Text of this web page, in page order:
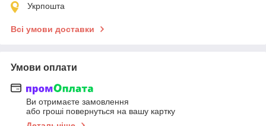
Укрпошта
Всі умови доставки
Умови оплати
Ви отримаєте замовлення
або гроші повернуться на вашу картку